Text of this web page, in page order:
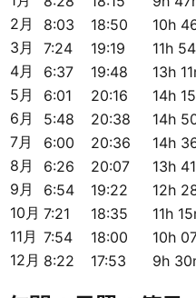
2月
8:03 18:50
10h
3月
7:24 19:19
11h
4月
6:37 19:48
13h
5月
6:01 20:16
14h
6月
5:48 20:38
14h
7月
6:00 20:36
14h
8月
6:26 20:07
13h
9月
6:54 19:22
12h
10月 7:21 18:35
11h
11月 7:54 18:00
10h
12月 8:22 17:53 9h